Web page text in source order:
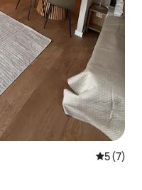
5 de
5 (7)